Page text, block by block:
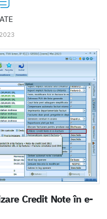
Credit Note în e-